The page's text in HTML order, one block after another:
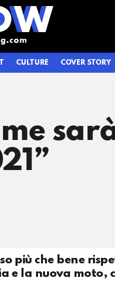
CULTURE COVER STORY
più che bene
e la nuova moto,